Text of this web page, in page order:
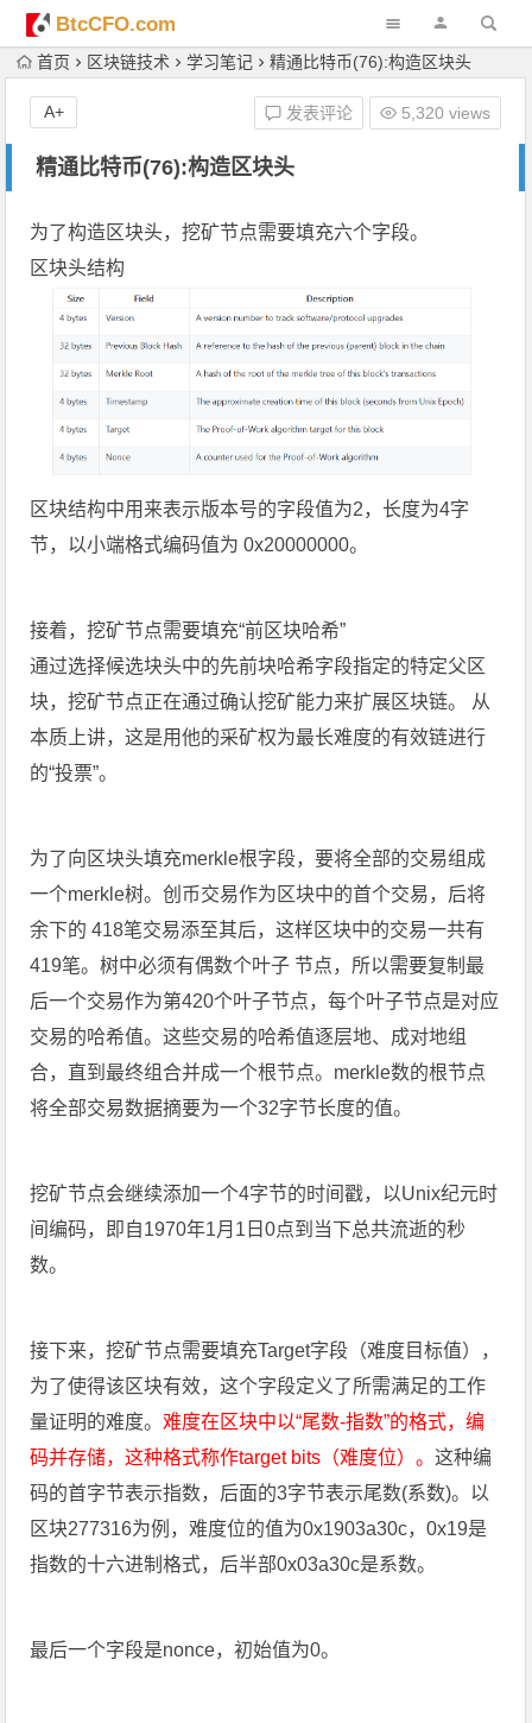
BtcCFO.com
首页 区块链技术 学习笔记 精通比特币(76):构造区块头
精通比特币(76):构造区块头
发表评论 5,320 views
A+
为了构造区块头，挖矿节点需要填充六个字段。
区块头结构
区块结构中用来表示版本号的字段值为2，长度为4字
节，以小端格式编码值为 0x20000000。
接着，挖矿节点需要填充“前区块哈希”
通过选择候选块头中的先前块哈希字段指定的特定父区
块，挖矿节点正在通过确认挖矿能力来扩展区块链。 从
本质上讲，这是用他的采矿权为最长难度的有效链进行
的“投票”。
​为了向区块头填充merkle根字段，要将全部的交易组成
一个merkle树。创币交易作为区块中的首个交易，后将
余下的 418笔交易添至其后，这样区块中的交易一共有
419笔。树中必须有偶数个叶子 节点，所以需要复制最
后一个交易作为第420个叶子节点，每个叶子节点是对应
交易的哈希值。这些交易的哈希值逐层地、成对地组
合，直到最终组合并成一个根节点。merkle数的根节点
将全部交易数据摘要为一个32字节长度的值。
挖矿节点会继续添加一个4字节的时间戳，以Unix纪元时
间编码，即自1970年1月1日0点到当下总共流逝的秒
数。
接下来，挖矿节点需要填充Target字段（难度目标值），
为了使得该区块有效，这个字段定义了所需满足的工作
量证明的难度。 难度在区块中以“尾数-指数”的格式，编
码并存储，这种格式称作target bits（难度位）。这种编
码的首字节表示指数，后面的3字节表示尾数(系数)。以
区块277316为例，难度位的值为0x1903a30c，0x19是
指数的十六进制格式，后半部0x03a30c是系数。
​最后一个字段是nonce，初始值为0。